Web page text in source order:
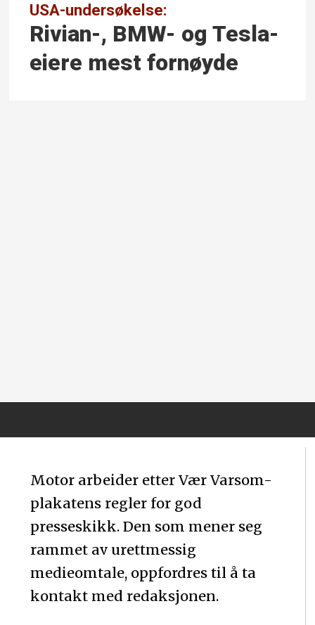
USA-undersøkelse:
Rivian-, BMW- og Tesla-
eiere mest fornøyde
Motor arbeider etter Vær Varsom-
plakatens regler for god
presseskikk. Den som mener seg
rammet av urettmessig
medieomtale, oppfordres til å ta
kontakt med redaksjonen.